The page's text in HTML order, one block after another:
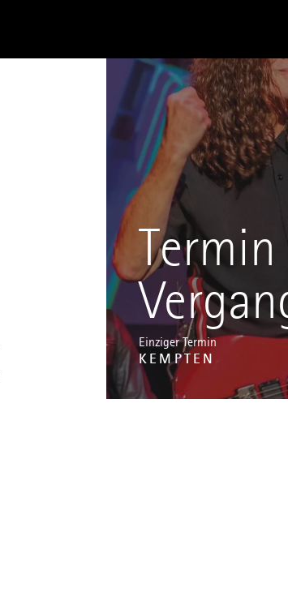
Einziger Termin
KEMPTEN